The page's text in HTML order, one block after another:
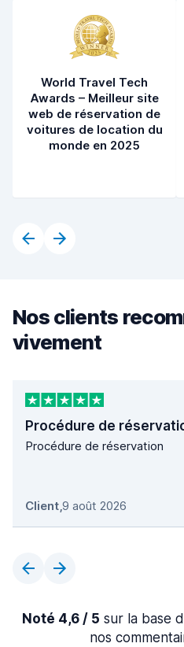
World Travel Tech
Awards – Meilleur site
web de réservation de
voitures de location du
monde en 2025
Nos clients
vivement
Procédure de
Procédure de réservation
Client,9 août 2026
Noté 4,6 / 5 sur la base
nos